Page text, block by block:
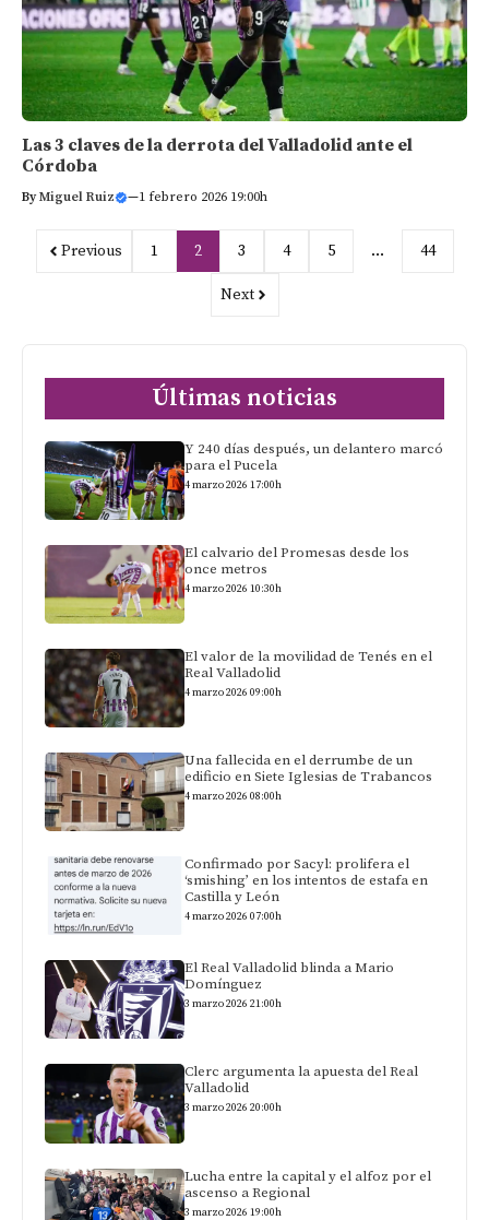
Las 3 claves de la derrota del Valladolid ante el
Córdoba
ByMiguel Ruiz —1 febrero 2026 19:00h
Previous 1 2 3 4 5 … 44
Next
Últimas noticias
Y 240 días después, un delantero marcó
para el Pucela
4 marzo 2026 17:00h
El calvario del Promesas desde los
once metros
4 marzo 2026 10:30h
El valor de la movilidad de Tenés en el
Real Valladolid
4 marzo 2026 09:00h
Una fallecida en el derrumbe de un
edificio en Siete Iglesias de Trabancos
4 marzo 2026 08:00h
Confirmado por Sacyl: prolifera el
‘smishing’ en los intentos de estafa en
Castilla y León
4 marzo 2026 07:00h
El Real Valladolid blinda a Mario
Domínguez
3 marzo 2026 21:00h
Clerc argumenta la apuesta del Real
Valladolid
3 marzo 2026 20:00h
Lucha entre la capital y el alfoz por el
ascenso a Regional
3 marzo 2026 19:00h